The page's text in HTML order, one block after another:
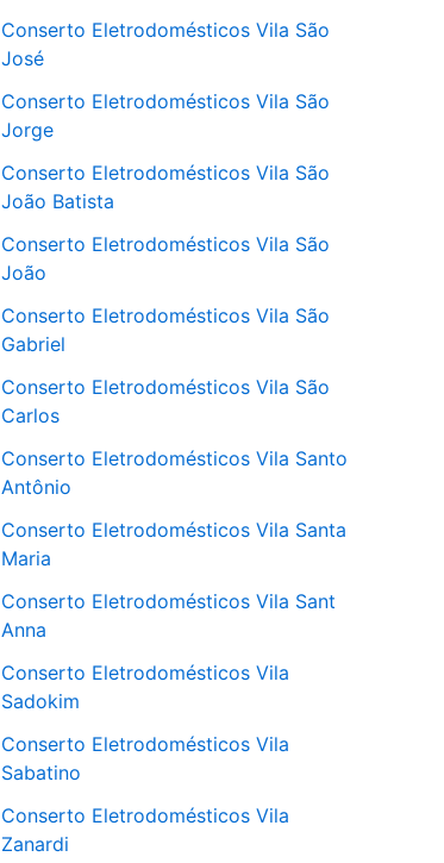
Conserto Eletrodomésticos Vila São
José
Conserto Eletrodomésticos Vila São
Jorge
Conserto Eletrodomésticos Vila São
João Batista
Conserto Eletrodomésticos Vila São
João
Conserto Eletrodomésticos Vila São
Gabriel
Conserto Eletrodomésticos Vila São
Carlos
Conserto Eletrodomésticos Vila Santo
Antônio
Conserto Eletrodomésticos Vila Santa
Maria
Conserto Eletrodomésticos Vila Sant
Anna
Conserto Eletrodomésticos Vila
Sadokim
Conserto Eletrodomésticos Vila
Sabatino
Conserto Eletrodomésticos Vila
Zanardi